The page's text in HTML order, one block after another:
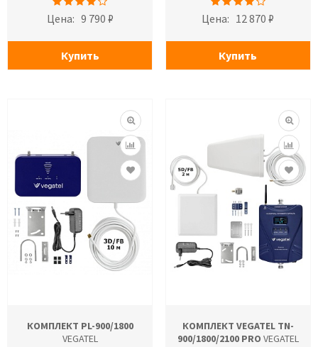
Цена: 9 790 ₽
Купить
Цена: 12 870 ₽
Купить
КОМПЛЕКТ PL-900/1800
VEGATEL
КОМПЛЕКТ VEGATEL TN-
900/1800/2100 PRO VEGATEL